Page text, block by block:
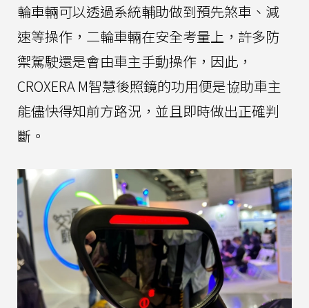
輪車輛可以透過系統輔助做到預先煞車、減
速等操作，二輪車輛在安全考量上，許多防
禦駕駛還是會由車主手動操作，因此，
CROXERA M智慧後照鏡的功用便是協助車主
能儘快得知前方路況，並且即時做出正確判
斷。